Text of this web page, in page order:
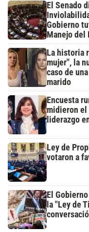
El Senado
Gobierno
Manejo del
La historia
mujer", la
caso de
marido
Encuesta
midieron el
liderazgo
Ley de
votaron a
El
la "Ley de